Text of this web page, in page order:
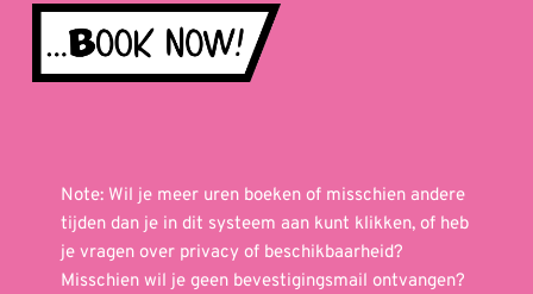
Note: Wil je meer uren boeken of misschien andere
tijden dan je in dit systeem aan kunt klikken, of heb
je vragen over privacy of beschikbaarheid?
Misschien wil je geen bevestigingsmail ontvangen?